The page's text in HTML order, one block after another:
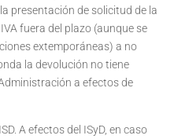
presentación de solicitud de la
fuera del plazo (aunque se
extemporáneas) a no
la devolución no tiene
a efectos de
A efectos del ISyD, en caso